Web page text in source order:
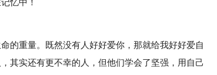
忆中！
的重量。既然没有人好好爱你，那就给我好好爱自
其实还有更不幸的人，但他们学会了坚强，用自己